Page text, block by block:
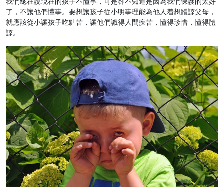
了，不讓他們懂事。要想讓孩子從小明事理能為他人着想體諒父母，
就應該從小讓孩子吃點苦，讓他們識得人間疾苦，懂得珍惜，懂得體
諒。